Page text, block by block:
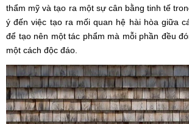
thẩm mỹ và tạo ra một sự cân bằng tinh tế
ý đến việc tạo ra mối quan hệ hài hòa giữa
để tạo nên một tác phẩm mà mỗi phần đều
một cách độc đáo.